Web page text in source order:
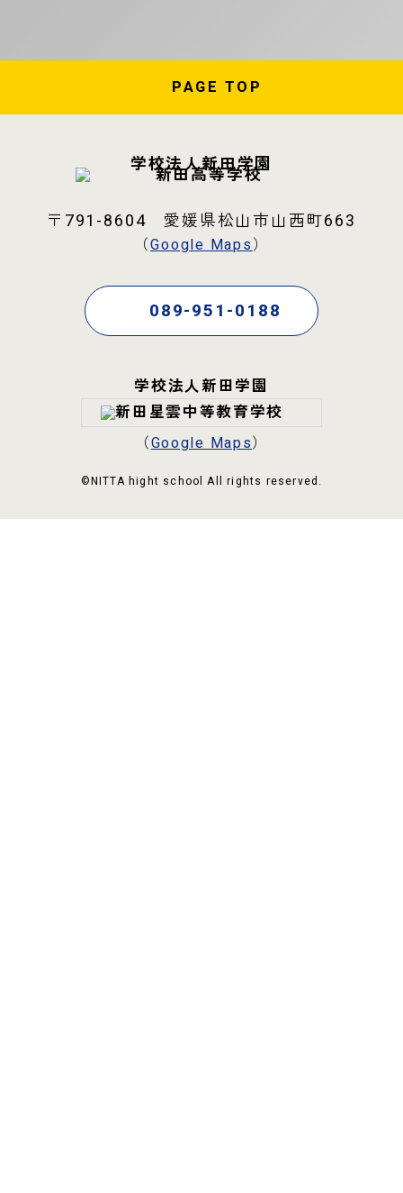
PAGE TOP
学校法人新田学園
〒791-8604 愛媛県松山市山西町663
（Google Maps）
089-951-0188
学校法人新田学園
（Google Maps）
©NITTA hight school All rights reserved.